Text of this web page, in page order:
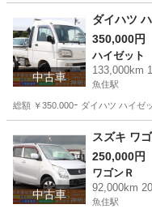
魚住駅
中古車
ダイハツ
350,000円
ハイゼット
133,000km
魚住駅
総額 ￥350.000ｰ ダイハツ ハイゼ
魚住駅
中古車
スズキ ワ
250,000円
ワゴンＲ
92,000km
魚住駅